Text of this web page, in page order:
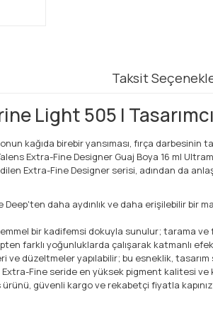
Taksit
Light 505 |
kağıda birebir yansıması, fırça
Extra-Fine Designer Guaj Boya 16 ml
Extra-Fine Designer serisi, adından da
daha aydınlık ve daha erişilebilir bir
bir kadifemsi dokuyla sunulur; tarama ve
farklı yoğunluklarda çalışarak katmanlı
ve düzeltmeler yapılabilir; bu esneklik,
Fine seride en yüksek pigment kalitesi ve
güvenli kargo ve rekabetçi fiyatla